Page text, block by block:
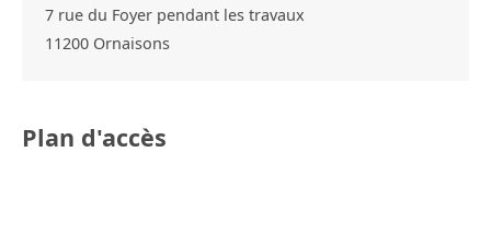
7 rue du Foyer pendant les travaux
11200 Ornaisons
Plan d'accès